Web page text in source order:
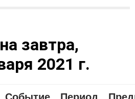
завтра,
2021 г.